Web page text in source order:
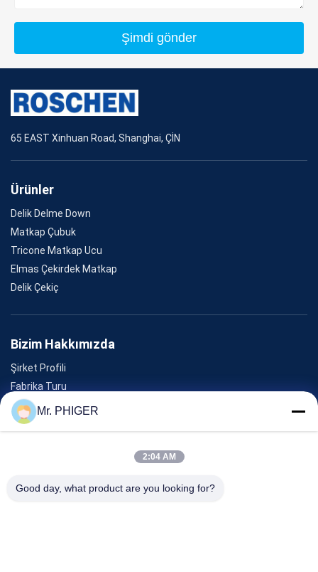
Şimdi gönder
65 EAST Xinhuan Road, Shanghai, ÇİN
Ürünler
Delik Delme Down
Matkap Çubuk
Tricone Matkap Ucu
Elmas Çekirdek Matkap
Delik Çekiç
Bizim Hakkımızda
Şirket Profili
Fabrika Turu
Kalite Kontrolü
Site Haritası
Mr. PHIGER
2:04 AM
Good day, what product are you looking for?